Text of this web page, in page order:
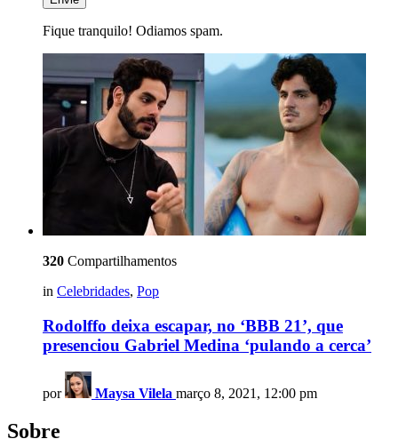
Fique tranquilo! Odiamos spam.
320 Compartilhamentos
in Celebridades, Pop
Rodolffo deixa escapar, no ‘BBB 21’, que
presenciou Gabriel Medina ‘pulando a cerca’
por Maysa Vilela março 8, 2021, 12:00 pm
Sobre